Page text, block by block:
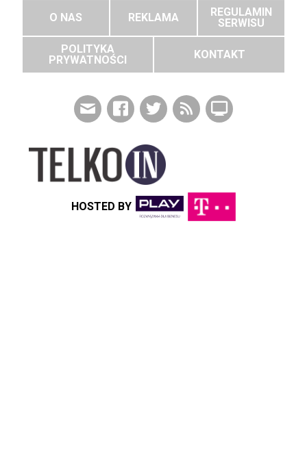
O NAS REKLAMA
REGULAMIN
SERWISU
POLITYKA
PRYWATNOŚCI
KONTAKT
HOSTED BY